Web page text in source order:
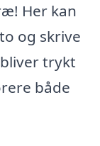
Her kan
og skrive
trykt
både